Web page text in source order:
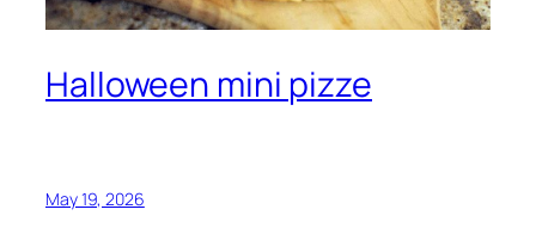
Halloween mini pizze
May 19, 2026